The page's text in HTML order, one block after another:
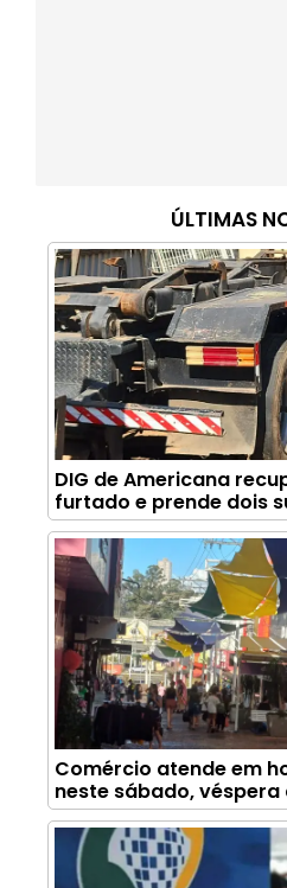
ÚLTIMAS
DIG de Americana
furtado e prende dois
Comércio atende em
neste sábado, véspera